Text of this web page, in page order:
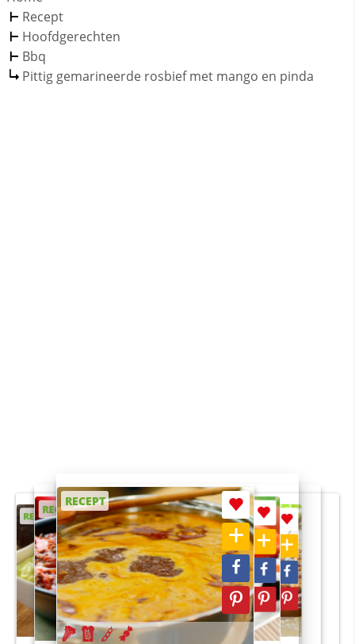
Recept
Hoofdgerechten
Bbq
Pittig gemarineerde rosbief met mango en pinda
RECEPT
RECEPT
RECEPT
RECEPT
RECEPT